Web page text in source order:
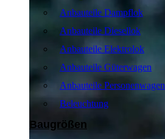
Anbauteile Dampflok
Anbauteile Diesellok
Anbauteile Elektrolok
Anbauteile Güterwagen
Anbauteile Personenwagen
Beleuchtung
Baugrößen